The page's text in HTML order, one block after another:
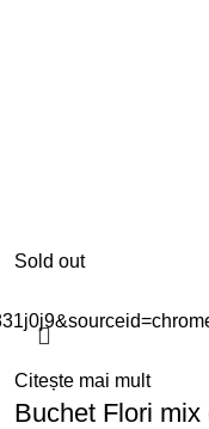
Sold out
Citește mai mult
Buchet Flori